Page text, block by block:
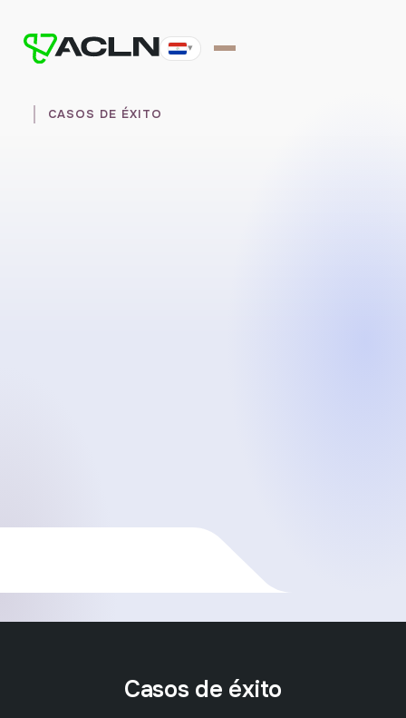
▾
CASOS DE ÉXITO
Casos de éxito